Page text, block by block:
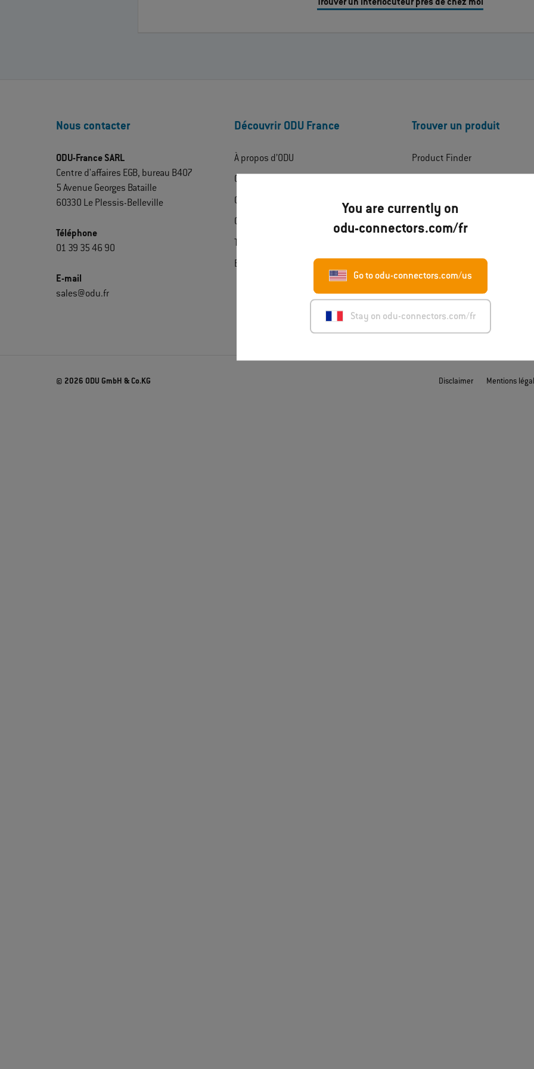
You are currently on
odu-connectors.com/fr
Go to odu-connectors.com/us
Stay on odu-connectors.com/fr
Trouver un interlocuteur près de chez moi
Nous contacter
ODU-France SARL
Centre d'affaires EGB, bureau B407
5 Avenue Georges Bataille
60330 Le Plessis-Belleville
Téléphone
01 39 35 46 90
E-mail
sales@odu.fr
Découvrir ODU France
À propos d’ODU
ODU Express
Contact
Certifications
Extranet
Trouver un produit
Product Finder
Produits
Technologies produits
© 2026 ODU GmbH & Co.KG Disclaimer Mentions